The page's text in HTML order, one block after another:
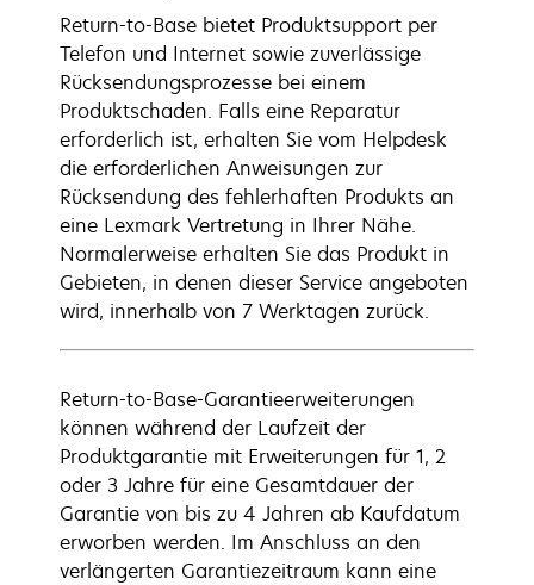
Return-to-Base bietet Produktsupport per
Telefon und Internet sowie zuverlässige
Rücksendungsprozesse bei einem
Produktschaden. Falls eine Reparatur
erforderlich ist, erhalten Sie vom Helpdesk
die erforderlichen Anweisungen zur
Rücksendung des fehlerhaften Produkts an
eine Lexmark Vertretung in Ihrer Nähe.
Normalerweise erhalten Sie das Produkt in
Gebieten, in denen dieser Service angeboten
wird, innerhalb von 7 Werktagen zurück.
Return-to-Base-Garantieerweiterungen
können während der Laufzeit der
Produktgarantie mit Erweiterungen für 1, 2
oder 3 Jahre für eine Gesamtdauer der
Garantie von bis zu 4 Jahren ab Kaufdatum
erworben werden. Im Anschluss an den
verlängerten Garantiezeitraum kann eine